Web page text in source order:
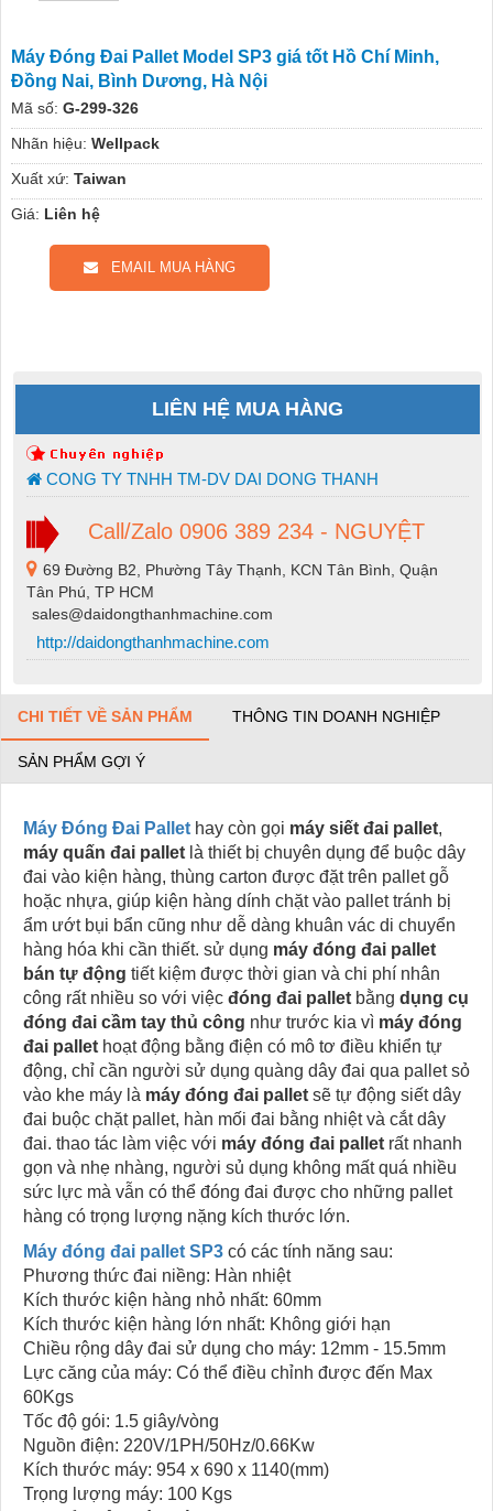
Máy Đóng Đai Pallet Model SP3 giá tốt Hồ Chí Minh,
Đồng Nai, Bình Dương, Hà Nội
Mã số: G-299-326
Nhãn hiệu: Wellpack
Xuất xứ: Taiwan
Giá: Liên hệ
EMAIL MUA HÀNG
LIÊN HỆ MUA HÀNG
CONG TY TNHH TM-DV DAI DONG THANH
Call/Zalo 0906 389 234 - NGUYỆT
69 Đường B2, Phường Tây Thạnh, KCN Tân Bình, Quận
Tân Phú, TP HCM
sales@daidongthanhmachine.com
http://daidongthanhmachine.com
CHI TIẾT VỀ SẢN PHẨM THÔNG TIN DOANH NGHIỆP
SẢN PHẨM GỢI Ý
Máy Đóng Đai Pallet hay còn gọi máy siết đai pallet,
máy quấn đai pallet là thiết bị chuyên dụng để buộc dây
đai vào kiện hàng, thùng carton được đặt trên pallet gỗ
hoặc nhựa, giúp kiện hàng dính chặt vào pallet tránh bị
ẩm ướt bụi bẩn cũng như dễ dàng khuân vác di chuyển
hàng hóa khi cần thiết. sử dụng máy đóng đai pallet
bán tự động tiết kiệm được thời gian và chi phí nhân
công rất nhiều so với việc đóng đai pallet bằng dụng cụ
đóng đai cầm tay thủ công như trước kia vì máy đóng
đai pallet hoạt động bằng điện có mô tơ điều khiển tự
động, chỉ cần người sử dụng quàng dây đai qua pallet sỏ
vào khe máy là máy đóng đai pallet sẽ tự động siết dây
đai buộc chặt pallet, hàn mối đai bằng nhiệt và cắt dây
đai. thao tác làm việc với máy đóng đai pallet rất nhanh
gọn và nhẹ nhàng, người sủ dụng không mất quá nhiều
sức lực mà vẫn có thể đóng đai được cho những pallet
hàng có trọng lượng nặng kích thước lớn.
Máy đóng đai pallet SP3 có các tính năng sau:
Phương thức đai niềng: Hàn nhiệt
Kích thước kiện hàng nhỏ nhất: 60mm
Kích thước kiện hàng lớn nhất: Không giới hạn
Chiều rộng dây đai sử dụng cho máy: 12mm - 15.5mm
Lực căng của máy: Có thể điều chỉnh được đến Max
60Kgs
Tốc độ gói: 1.5 giây/vòng
Nguồn điện: 220V/1PH/50Hz/0.66Kw
Kích thước máy: 954 x 690 x 1140(mm)
Trọng lượng máy: 100 Kgs